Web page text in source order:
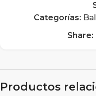
Categorías:
Share:
Productos